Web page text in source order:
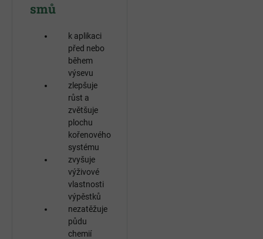
smů
k aplikaci
před nebo
během
výsevu
zlepšuje
růst a
zvětšuje
plochu
kořenového
systému
zvyšuje
výživové
vlastnosti
výpěstků
nezatěžuje
půdu
chemií